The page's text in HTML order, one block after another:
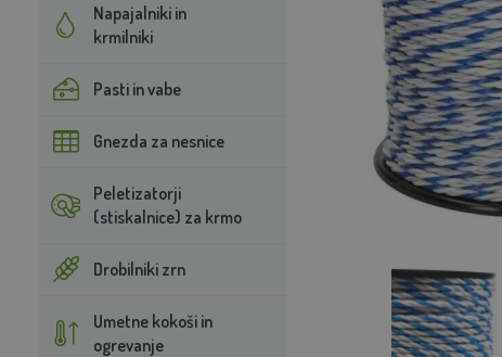
Napajalniki in
krmilniki
Pasti in vabe
Gnezda za nesnice
Peletizatorji
(stiskalnice) za krmo
Drobilniki zrn
Umetne kokoši in
ogrevanje